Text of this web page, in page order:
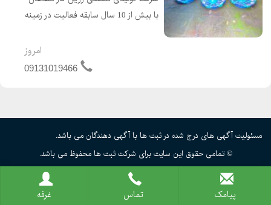
با بیش از 10 سال سابقه فعالیت در زمینه
صورت رسمی با شماره ثبت 24912 در
اصفهان به ثبت رسیده است و با بهره
امروز
09131019466
پیامک تماس غرفه
مسئولیت آگهی های درج شده در ثبت ها با آگهی دهندگان می باشد.
© تمامی حقوق این سایت برای شرکت ثبت ها محفوظ می باشد.